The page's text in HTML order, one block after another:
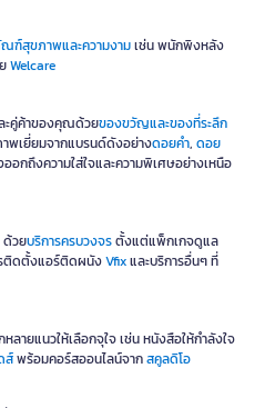
ฑ์สุขภาพและความงามเช่น พนักพิงหลัง
Welcare
ละคู่ค้าของคุณด้วยของขวัญและของที่ระลึก
พเยี่ยมจากแบรนด์ดังอย่างดอยคำ, ดอย
อกถึงความใส่ใจและความพิเศษอย่างเหนือ
ด้วยบริการครบวงจรตั้งแต่แพ็กเกจดูแล
ติดตั้งแอร์ติดผนังVfixและบริการอื่นๆ ที่
หลายแนวให้เลือกจุใจ เช่น หนังสือให้กำลังใจ
ส์พร้อมคอร์สออนไลน์จากสคูลดิโอ